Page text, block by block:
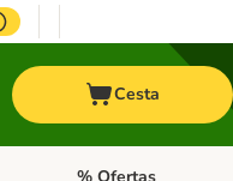
Cesta